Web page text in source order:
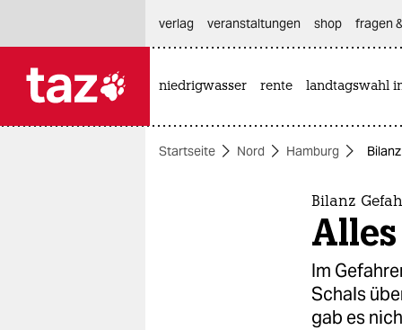
themen
verlag
veranstaltungen shop fragen
niedrigwasser rente landtagswahl
Startseite Nord Hamburg
Bilanz
Im
Schals
gab es